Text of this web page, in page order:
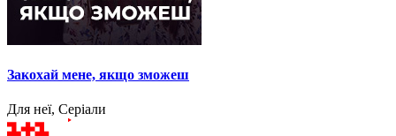
Закохай мене, якщо зможеш
Для неї, Серіали